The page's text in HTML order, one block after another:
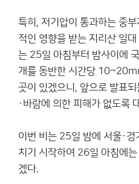
특히, 저기압이 통과하는 중
적인 영향을 받는 지리산 일
는 25일 아침부터 밤사이에
개를 동반한 시간당
곳이 있겠으니, 앞으로 발표
·바람에 의한 피해가 없도록
이번 비는 25일 밤에 서울·
치기 시작하여 26일 아침에
겠다.